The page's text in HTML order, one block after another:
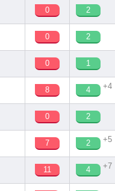
0 2
0 2
0 1
8 4 +4
0 2
7 2 +5
11 4 +7